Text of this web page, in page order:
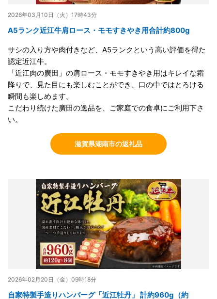
2026年03月10日（火）17時43分
A5ランク近江牛肩ロース・モモすきやき用合計約800g
サシの入り方や肉付きなど、A5ランクという高い評価を得た
認定近江牛。
「近江肉の廣田」の肩ロース・モモすきやき用はキレイな霜
降りで、見た目にも楽しむことができ、口の中ではとろける
瞬間も楽しめます。
こだわり続けた廣田の逸品を、ご家庭での食卓にご利用下さ
い。
滋賀県湖南市の返礼品
2026年02月20日（金）09時18分
自家特製手造りハンバーグ「近江牡丹」 計約960g（約